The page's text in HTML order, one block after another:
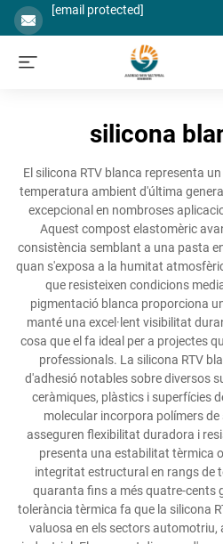
[email protected]
silicona
El silicona RTV blanca representa
temperatura ambient d'última
excepcional en nombroses
Aquest compost elastomèric
consistència semblant a una pasta
quan s'exposa a la humitat
que resisteixen condicions
pigmentació blanca proporciona
manté una excel·lent visibilitat
cosa que el fa ideal per a projectes
professionals. La silicona RTV
d'adhesió notables sobre diversos
ceràmiques, plàstics i superfícies
molecular incorpora polímers
asseguren flexibilitat duradora i
presenta una estabilitat tèrmica
integritat estructural en rangs de
quaranta fins a més quatre-cents
tolerància tèrmica fa que la silicona
valuosa en els sectors automotriu,